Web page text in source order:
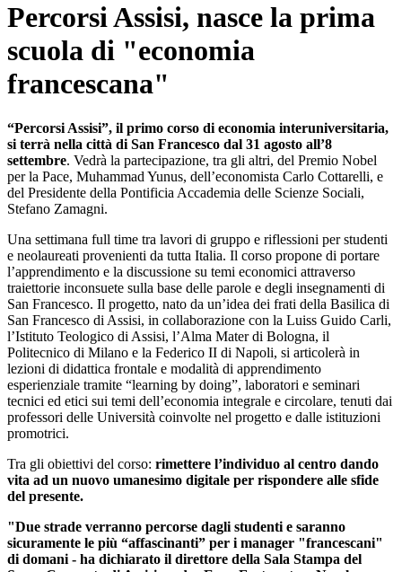
Percorsi Assisi, nasce la prima
scuola di "economia
francescana"
“Percorsi Assisi”, il primo corso di economia interuniversitaria,
si terrà nella città di San Francesco dal 31 agosto all’8
settembre. Vedrà la partecipazione, tra gli altri, del Premio Nobel
per la Pace, Muhammad Yunus, dell’economista Carlo Cottarelli, e
del Presidente della Pontificia Accademia delle Scienze Sociali,
Stefano Zamagni.
Una settimana full time tra lavori di gruppo e riflessioni per studenti
e neolaureati provenienti da tutta Italia. Il corso propone di portare
l’apprendimento e la discussione su temi economici attraverso
traiettorie inconsuete sulla base delle parole e degli insegnamenti di
San Francesco. Il progetto, nato da un’idea dei frati della Basilica di
San Francesco di Assisi, in collaborazione con la Luiss Guido Carli,
l’Istituto Teologico di Assisi, l’Alma Mater di Bologna, il
Politecnico di Milano e la Federico II di Napoli, si articolerà in
lezioni di didattica frontale e modalità di apprendimento
esperienziale tramite “learning by doing”, laboratori e seminari
tecnici ed etici sui temi dell’economia integrale e circolare, tenuti dai
professori delle Università coinvolte nel progetto e dalle istituzioni
promotrici.
Tra gli obiettivi del corso: rimettere l’individuo al centro dando
vita ad un nuovo umanesimo digitale per rispondere alle sfide
del presente.
"Due strade verranno percorse dagli studenti e saranno
sicuramente le più “affascinanti” per i manager "francescani"
di domani - ha dichiarato il direttore della Sala Stampa del